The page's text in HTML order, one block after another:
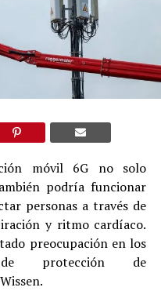
móvil 6G no solo
podría funcionar
personas a través de
y ritmo cardíaco.
preocupación en los
de protección de